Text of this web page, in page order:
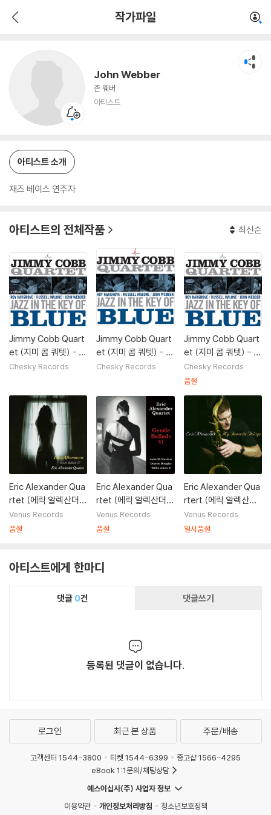
작가파일
John Webber
존 웨버
아티스트
아티스트 소개
재즈 베이스 연주자
아티스트의 전체작품 최신순
Jimmy Cobb Quart
et (지미 콥 쿼텟) - J
azz In The Key Of B
Chesky Records
Jimmy Cobb Quart
et (지미 콥 쿼텟) - J
azz In The Key of Bl
Chesky Records
Jimmy Cobb Quart
et (지미 콥 쿼텟) - J
azz In The Key Of B
lue
Chesky Records
품절
Eric Alexander Qua
rtet (에릭 알렉산더
쿼텟) - Gentle Balla
ds Ⅳ : Lazy Aftern
Venus Records
품절
Eric Alexander Qua
rtet (에릭 알렉산더
쿼텟) - Gentle Balla
ds Ⅵ [LP]
Venus Records
품절
Eric Alexander Qua
rtert (에릭 알렉산더
쿼텟) - My Favorite
Things [LP]
Venus Records
일시품절
아티스트에게 한마디
댓글 0건 댓글쓰기
등록된 댓글이 없습니다.
로그인 최근 본 상품 주문/배송
고객센터 1544-3800 티켓 1544-6399
중고샵 1566-4295
eBook 1:1문의/채팅상담
예스이십사(주) 사업자 정보
이용약관
개인정보처리방침
청소년보호정책